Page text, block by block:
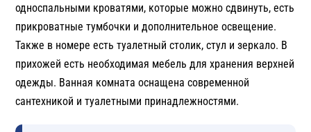
односпальными кроватями, которые можно сдвинуть, есть
прикроватные тумбочки и дополнительное освещение.
Также в номере есть туалетный столик, стул и зеркало. В
прихожей есть необходимая мебель для хранения верхней
одежды. Ванная комната оснащена современной
сантехникой и туалетными принадлежностями.